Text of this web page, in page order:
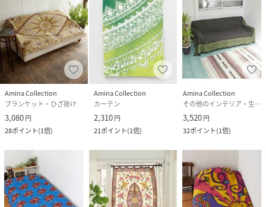
Amina Collection
ブランケット・ひざ掛け
3,080円
28ポイント(1倍)
Amina Collection
カーテン
2,310円
21ポイント(1倍)
Amina Collection
その他のインテリア・生活雑貨
3,520円
32ポイント(1倍)